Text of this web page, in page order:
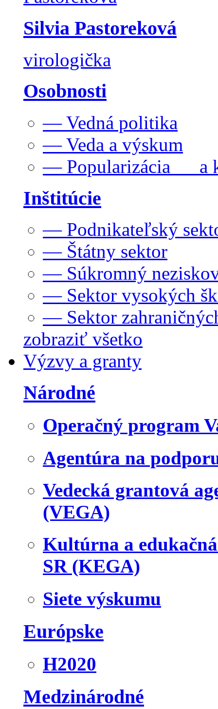
Silvia Pastoreková
virologička
Osobnosti
— Vedná politika
— Veda a výskum
— Popularizácia a
Inštitúcie
— Podnikateľský
— Štátny sektor
— Súkromný
— Sektor vysokých
— Sektor
zobraziť všetko
Výzvy a granty
Národné
Operačný program
Agentúra na
Vedecká grantová
(VEGA)
Kultúrna a
SR (KEGA)
Siete výskumu
Európske
H2020
Medzinárodné